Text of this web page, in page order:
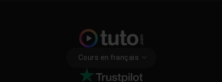
Cours en français